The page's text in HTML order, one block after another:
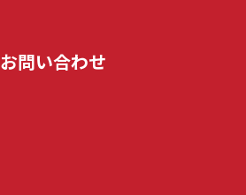
お問い合わせ